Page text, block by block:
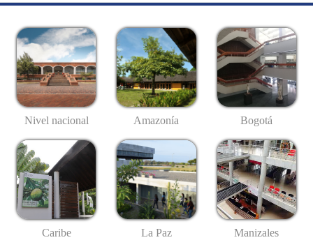
Nivel nacional Amazonía Bogotá
Caribe La Paz Manizales